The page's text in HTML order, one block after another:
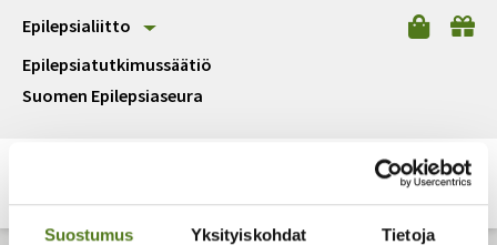
Suostumus Yksityiskohdat Tietoja
Epilepsialiitto
Epilepsiatutkimussäätiö
Suomen Epilepsiaseura